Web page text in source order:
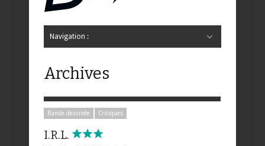
Navigation :
Archives
Bande dessinée Critiques
I.R.L.